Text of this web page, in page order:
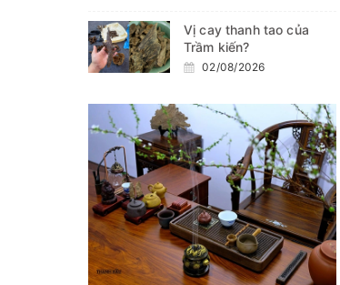
Vị cay thanh tao của
Trầm kiến?
02/08/2026